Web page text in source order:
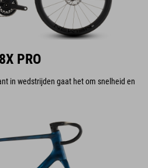
PRO
in wedstrijden gaat het om snelheid en